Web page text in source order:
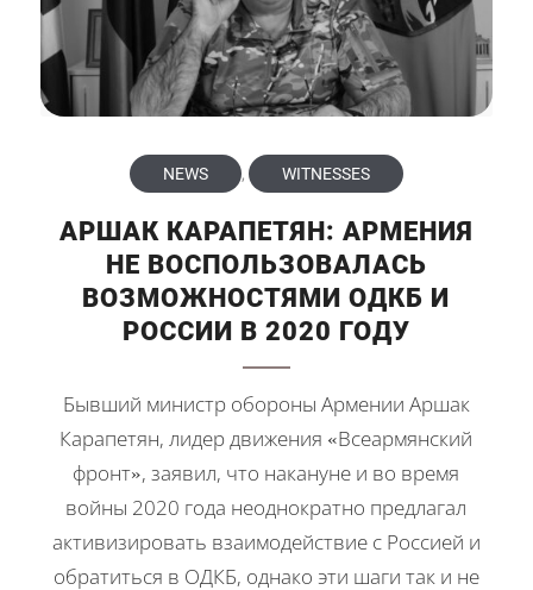
АРШАК КАРАПЕТЯН: АРМЕНИЯ
НЕ ВОСПОЛЬЗОВАЛАСЬ
ВОЗМОЖНОСТЯМИ ОДКБ И
РОССИИ В 2020 ГОДУ
NEWS , WITNESSES
Бывший министр обороны Армении Аршак
Карапетян, лидер движения «Всеармянский
фронт», заявил, что накануне и во время
войны 2020 года неоднократно предлагал
активизировать взаимодействие с Россией и
обратиться в ОДКБ, однако эти шаги так и не